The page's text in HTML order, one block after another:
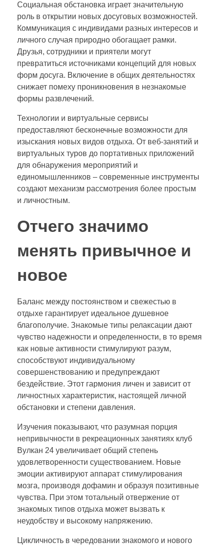
Социальная обстановка играет значительную
роль в открытии новых досуговых возможностей.
Коммуникация с индивидами разных интересов и
личного случая природно обогащает рамки.
Друзья, сотрудники и приятели могут
превратиться источниками концепций для новых
форм досуга. Включение в общих деятельностях
снижает помеху проникновения в незнакомые
формы развлечений.
Технологии и виртуальные сервисы
предоставляют бесконечные возможности для
изыскания новых видов отдыха. От веб-занятий и
виртуальных туров до портативных приложений
для обнаружения мероприятий и
единомышленников – современные инструменты
создают механизм рассмотрения более простым
и личностным.
Отчего значимо
менять привычное и
новое
Баланс между постоянством и свежестью в
отдыхе гарантирует идеальное душевное
благополучие. Знакомые типы релаксации дают
чувство надежности и определенности, в то время
как новые активности стимулируют разум,
способствуют индивидуальному
совершенствованию и предупреждают
бездействие. Этот гармония личен и зависит от
личностных характеристик, настоящей личной
обстановки и степени давления.
Изучения показывают, что разумная порция
непривычности в рекреационных занятиях клуб
Вулкан 24 увеличивает общий степень
удовлетворенности существованием. Новые
эмоции активируют аппарат стимулирования
мозга, производя дофамин и образуя позитивные
чувства. При этом тотальный отвержение от
знакомых типов отдыха может вызвать к
неудобству и высокому напряжению.
Цикличность в чередовании знакомого и нового